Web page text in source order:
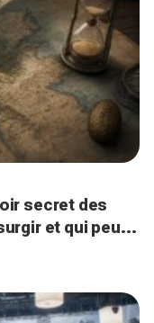
secret des
et qui peut